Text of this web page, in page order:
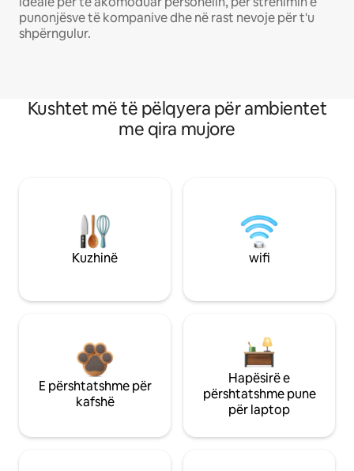
punonjësve të kompanive dhe në rast nevoje për t'u
shpërngulur.
Kushtet më të pëlqyera për ambientet
me qira mujore
Kuzhinë wifi
E përshtatshme për
kafshë
Hapësirë e
përshtatshme pune
për laptop